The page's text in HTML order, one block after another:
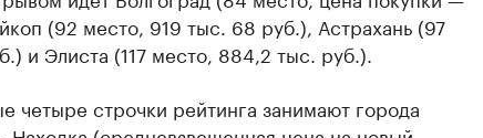
(92 место, 919 тыс. 68 руб.), Астрахань (97
и Элиста (117 место, 884,2 тыс. руб.).
четыре строчки рейтинга занимают города